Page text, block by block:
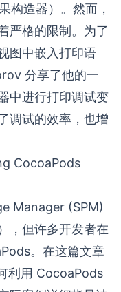
构造器）。然而，
严格的限制。为了
图中嵌入打印语
分享了他的一
中进行打印调试变
调试的效率，也增
CocoaPods
Manager (SPM)
，但许多开发者在
。在这篇文章
利用 CocoaPods